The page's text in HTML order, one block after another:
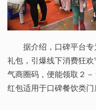
据介绍，口碑平台
礼包，引爆线下消费狂
气商圈码，便能领取２
红包适用于口碑餐饮类门